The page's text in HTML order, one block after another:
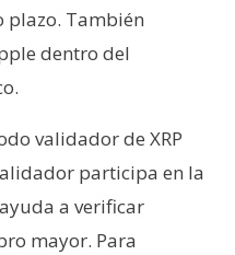
plazo. También
dentro del
validador de XRP
participa en la
a verificar
mayor. Para